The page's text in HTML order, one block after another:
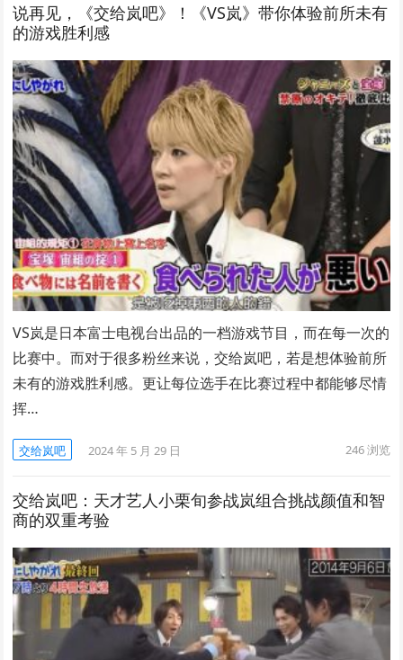
说再见，《交给岚吧》！《VS岚》带你体验前所未有
的游戏胜利感
VS岚是日本富士电视台出品的一档游戏节目，而在每一次的
比赛中。而对于很多粉丝来说，交给岚吧，若是想体验前所
未有的游戏胜利感。更让每位选手在比赛过程中都能够尽情
挥…
交给岚吧 2024 年 5 月 29 日 246浏览
交给岚吧：天才艺人小栗旬参战岚组合挑战颜值和智
商的双重考验